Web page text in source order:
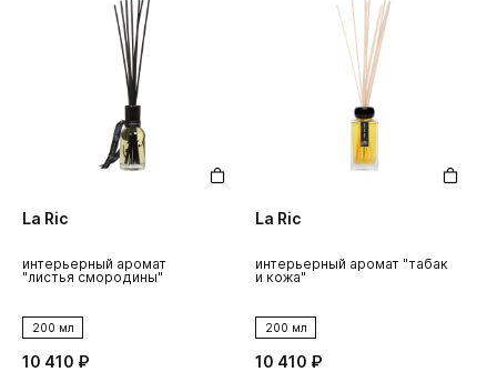
La Ric
интерьерный аромат
"листья смородины"
200 мл
10 410 ₽
La Ric
интерьерный аромат "табак
и кожа"
200 мл
10 410 ₽